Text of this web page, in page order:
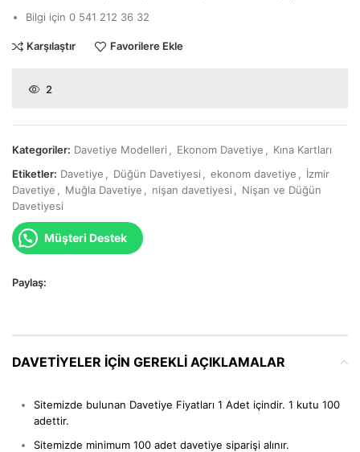
Bilgi için 0 541 212 36 32
Karşılaştır Favorilere Ekle
2
Kategoriler: Davetiye Modelleri Ekonom Davetiye
Kına Kartları
Etiketler: Davetiye Düğün Davetiyesi ekonom davetiye
İzmir
Davetiye
Muğla Davetiye nişan davetiyesi
Nişan ve Düğün
Davetiyesi
Müşteri Destek
Paylaş:
DAVETIYELER IÇIN GEREKLI AÇIKLAMALAR
Sitemizde bulunan Davetiye Fiyatları 1 Adet içindir. 1 kutu 100
adettir.
Sitemizde minimum 100 adet davetiye siparişi alınır.